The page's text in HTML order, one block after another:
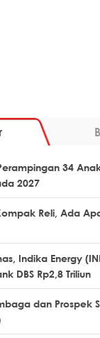
34
2027
Reli, Ada
Indika Energy
DBS Rp2,8 Triliun
dan Prospek